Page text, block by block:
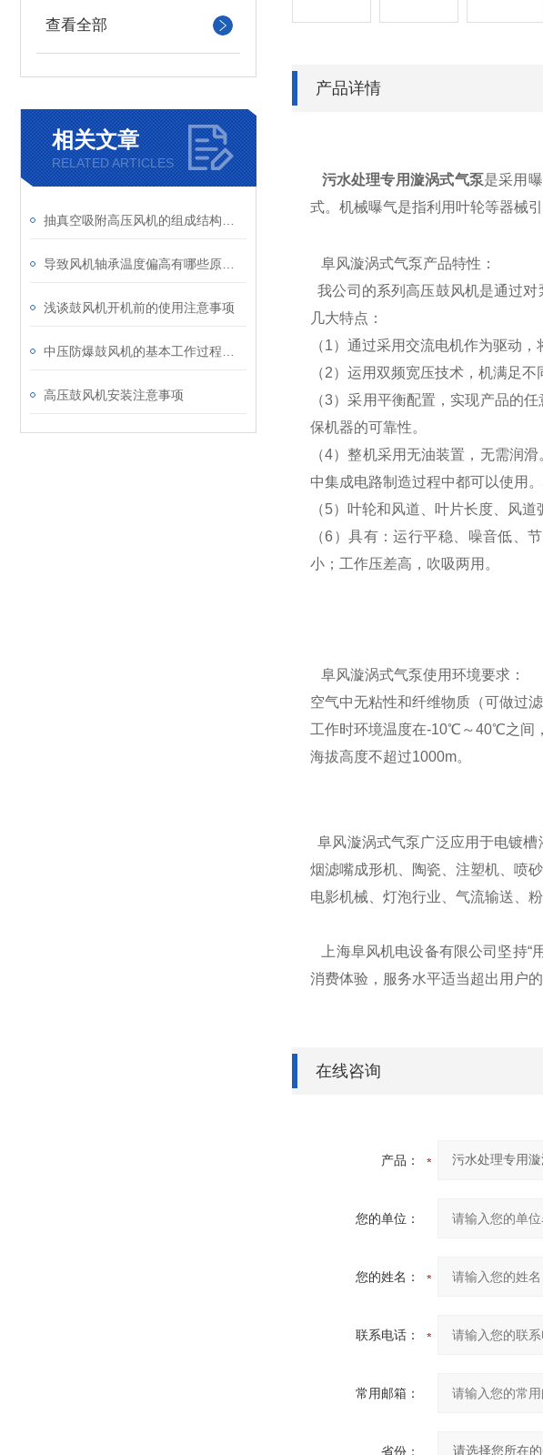
查看全部
相关文章
RELATED ARTICLES
浅谈鼓风机开机前的使用注意事项
高压鼓风机安装注意事项
产品详情
污水处理专用漩涡式气泵是采用
式。机械曝气是指利用叶轮等器械
阜风漩涡式气泵产品特性：
我公司的系列高压鼓风机是通过
几大特点：
（1）通过采用交流电机作为驱动
（2）运用双频宽压技术，机满足
（3）采用平衡配置，实现产品的
保机器的可靠性。
（4）整机采用无油装置，无需润
中集成电路制造过程中都可以使用
（5）叶轮和风道、叶片长度、风
（6）具有：运行平稳、噪音低、
小；工作压差高，吹吸两用。
阜风漩涡式气泵使用环境要求：
空气中无粘性和纤维物质（可做过
工作时环境温度在-10℃～40℃之间
海拔高度不超过1000m。
阜风漩涡式气泵广泛应用于电镀
烟滤嘴成形机、陶瓷、注塑机、喷
电影机械、灯泡行业、气流输送、
上海阜风机电设备有限公司坚持“
消费体验，服务水平适当超出用户
在线咨询
产品：
您的单位：
您的姓名：
联系电话：
常用邮箱：
省份：